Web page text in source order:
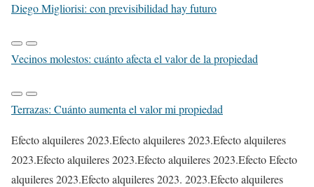
Diego Migliorisi: con previsibilidad hay futuro
Vecinos molestos: cuánto afecta el valor de la propiedad
Terrazas: Cuánto aumenta el valor mi propiedad
Efecto alquileres 2023.Efecto alquileres 2023.Efecto alquileres
2023.Efecto alquileres 2023.Efecto alquileres 2023.Efecto Efecto
alquileres 2023.Efecto alquileres 2023. 2023.Efecto alquileres